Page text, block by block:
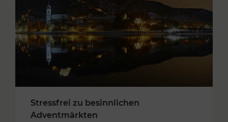
Stressfrei zu besinnlichen
Adventmärkten